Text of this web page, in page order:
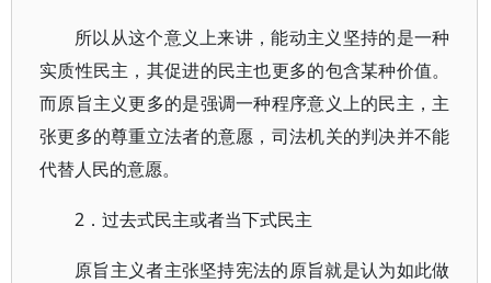
所以从这个意义上来讲，能动主义坚持的是一种
实质性民主，其促进的民主也更多的包含某种价值。
而原旨主义更多的是强调一种程序意义上的民主，主
张更多的尊重立法者的意愿，司法机关的判决并不能
代替人民的意愿。
2．过去式民主或者当下式民主
原旨主义者主张坚持宪法的原旨就是认为如此做